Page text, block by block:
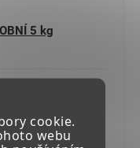
cookie.
webu
5 kg